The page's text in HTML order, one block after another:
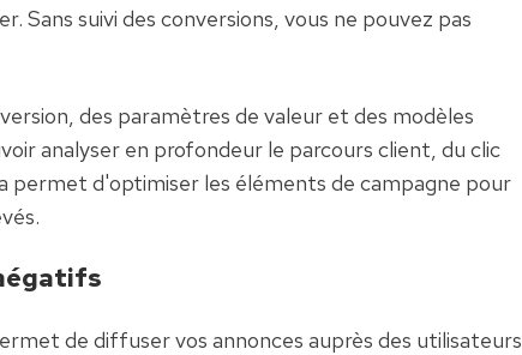
Sans suivi des conversions, vous ne pouvez pas
des paramètres de valeur et des modèles
analyser en profondeur le parcours client, du clic
permet d'optimiser les éléments de campagne pour
de diffuser vos annonces auprès des utilisateurs